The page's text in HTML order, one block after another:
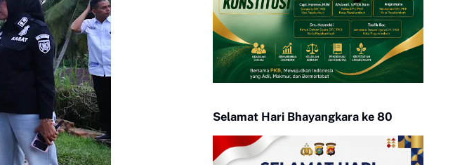
Selamat Hari Bhayangkara ke 80